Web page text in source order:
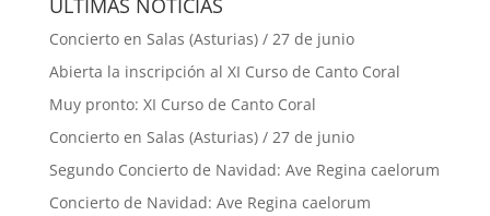
Concierto en Salas (Asturias) / 27 de junio
Abierta la inscripción al XI Curso de Canto Coral
Muy pronto: XI Curso de Canto Coral
Concierto en Salas (Asturias) / 27 de junio
Segundo Concierto de Navidad: Ave Regina caelorum
Concierto de Navidad: Ave Regina caelorum